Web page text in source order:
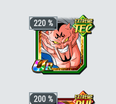
220 %
+3 ki, +200% HP & +170% ATT/DEF
pour la catégorie"Saga de Boo"
200 %